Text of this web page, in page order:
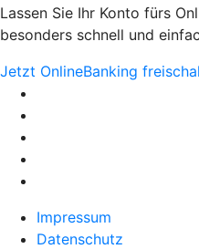
Lassen Sie Ihr Konto fürs
besonders schnell und
Jetzt OnlineBanking
Impressum
Datenschutz